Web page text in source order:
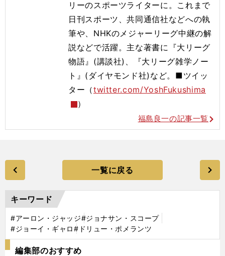
リーのスポーツライターに。これまで
日刊スポーツ、共同通信社などへの執
筆や、NHKのメジャーリーグ中継の解
説などで活躍。主な著書に『大リーグ
物語』(講談社)、『大リーグ雑学ノー
ト』(ダイヤモンド社)など。■ツイッ
ター（twitter.com/YoshFukushima
）
福島良一の記事一覧
一覧に戻る
キーワード
#アーロン・ジャッジ#ジョナサン・スコープ
#ジョーイ・ギャロ#ドリュー・ポメランツ
編集部のおすすめ